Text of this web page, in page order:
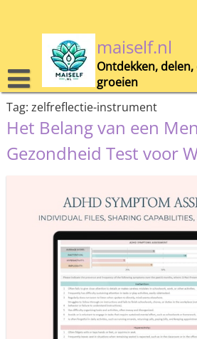
maiself.nl
Ontdekken,
groeien
Tag: zelfreflectie-instrument
Het Belang van een
Gezondheid Test voor